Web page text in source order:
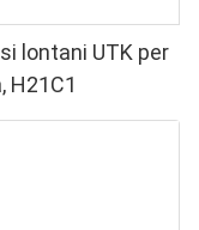
lontani UTK per
H21C1